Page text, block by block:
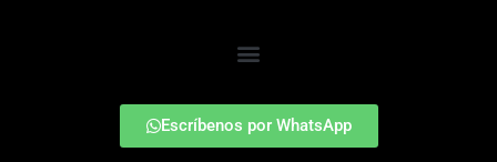
Escríbenos por WhatsApp